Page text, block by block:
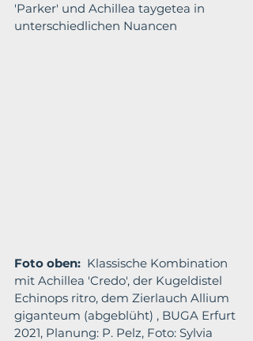
'Parker' und Achillea taygetea in
unterschiedlichen Nuancen
Foto oben: Klassische Kombination
mit Achillea 'Credo', der Kugeldistel
Echinops ritro, dem Zierlauch Allium
giganteum (abgeblüht) , BUGA Erfurt
2021, Planung: P. Pelz, Foto: Sylvia